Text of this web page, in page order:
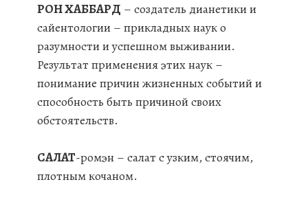
РОН ХАББАРД – создатель дианетики и
сайентологии – прикладных наук о
разумности и успешном выживании.
Результат применения этих наук –
понимание причин жизненных событий и
способность быть причиной своих
обстоятельств.
САЛАТ-ромэн – салат с узким, стоячим,
плотным кочаном.